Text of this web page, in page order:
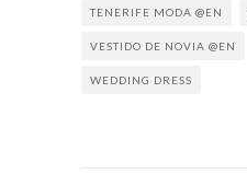
TENERIFE MODA @EN
VESTIDO DE NOVIA @EN
WEDDING DRESS